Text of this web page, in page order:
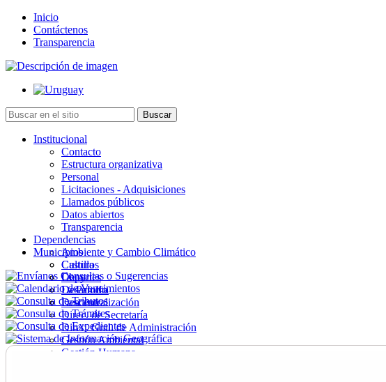
Inicio
Contáctenos
Transparencia
Institucional
Contacto
Estructura organizativa
Personal
Licitaciones - Adquisiciones
Llamados públicos
Datos abiertos
Transparencia
Dependencias
Ambiente y Cambio Climático
Cultura
Deportes
Desarrollo
Descentralización
Direc. de Secretaría
Direc. Gral. de Administración
Gestión Ambiental
Gestión Humana
Municipios
Castillos
Chuy
La Paloma
Lascano